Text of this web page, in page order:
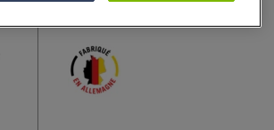
assorties
Plus